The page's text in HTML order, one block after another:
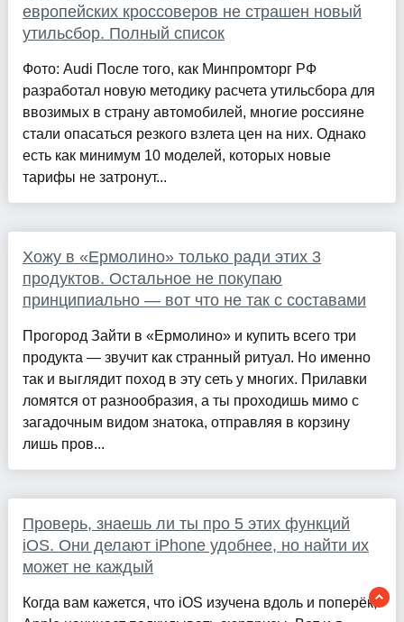
европейских кроссоверов не страшен новый
утильсбор. Полный список
Фото: Audi После того, как Минпромторг РФ
разработал новую методику расчета утильсбора для
ввозимых в страну автомобилей, многие россияне
стали опасаться резкого взлета цен на них. Однако
есть как минимум 10 моделей, которых новые
тарифы не затронут...
Хожу в «Ермолино» только ради этих 3
продуктов. Остальное не покупаю
принципиально — вот что не так с составами
Прогород Зайти в «Ермолино» и купить всего три
продукта — звучит как странный ритуал. Но именно
так и выглядит поход в эту сеть у многих. Прилавки
ломятся от разнообразия, а ты проходишь мимо с
загадочным видом знатока, отправляя в корзину
лишь пров...
Проверь, знаешь ли ты про 5 этих функций
iOS. Они делают iPhone удобнее, но найти их
может не каждый
Когда вам кажется, что iOS изучена вдоль и поперёк,